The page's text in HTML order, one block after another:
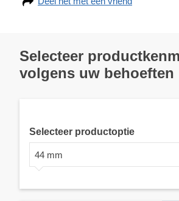
Selecteer
volgens uw behoeften
Selecteer productoptie
44 mm